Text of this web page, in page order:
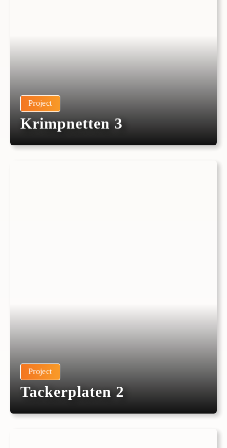
Project
Krimpnetten 3
Project
Tackerplaten 2